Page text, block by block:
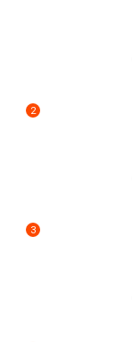
2
3